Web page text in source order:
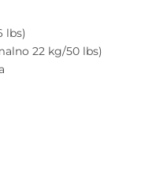
lbs)
22 kg/50 lbs)